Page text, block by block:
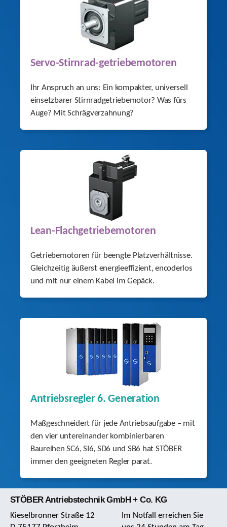
Servo-Stirnrad-getriebemotoren
Ihr Anspruch an uns: Ein kompakter, universell
einsetzbarer Stirn­radgetriebemotor? Was fürs
Auge? Mit Schrägverzahnung?
Lean-Flachgetriebemotoren
Getriebemotoren für beengte Platzverhältnisse.
Gleichzeitig äußerst energieeffizient, encoderlos
und mit nur einem Kabel im Gepäck.
Antriebsregler 6. Generation
Maßgeschneidert für jede Antriebsaufgabe – mit
den vier untereinander kombinierbaren
Baureihen SC6, SI6, SD6 und SB6 hat STÖBER
immer den geeigneten Regler parat.
STÖBER Antriebstechnik GmbH + Co. KG
Kieselbronner Straße 12
Im Notfall erreichen Sie